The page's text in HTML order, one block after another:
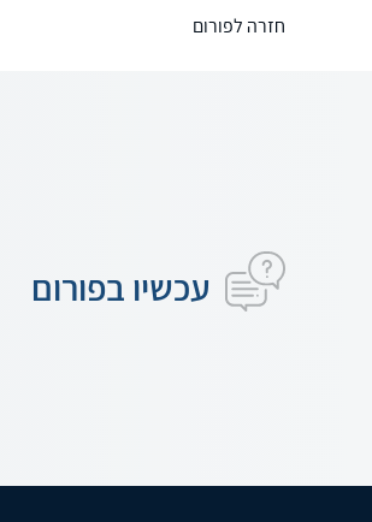
חזרה לפורום
עכשיו בפורום